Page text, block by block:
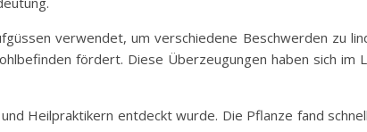
verwendet, um verschiedene Beschwerden zu
fördert. Diese Überzeugungen haben sich im
Heilpraktikern entdeckt wurde. Die Pflanze fand